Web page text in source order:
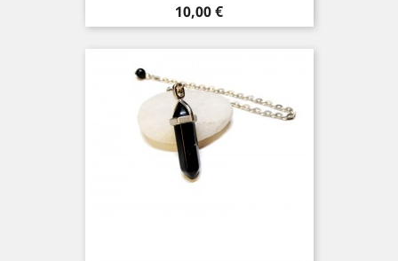
Prix
10,00 €